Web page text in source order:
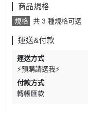
商品規格
規格 共 3 種規格可選
運送&付款
運送方式
⚡預購請選我⚡
付款方式
轉帳匯款